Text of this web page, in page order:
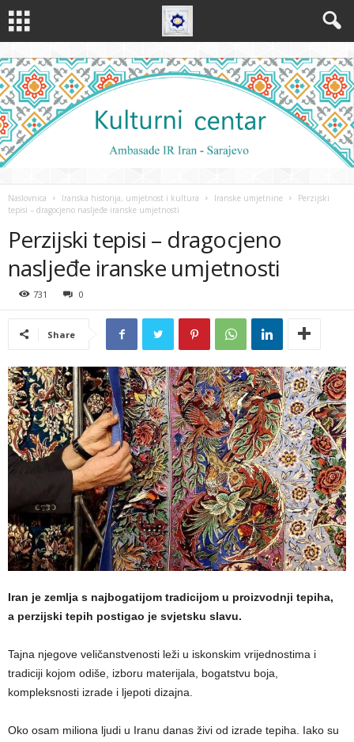
Naslovnica Iranska historija, umjetnost i kultura Iranske umjetnine
Perzijski
tepisi – dragocjeno nasljeđe iranske umjetnosti
Perzijski tepisi – dragocjeno
nasljeđe iranske umjetnosti
731 0
Share
Iran je zemlja s najbogatijom tradicijom u proizvodnji tepiha,
a perzijski tepih postigao je svjetsku slavu.
Tajna njegove veličanstvenosti leži u iskonskim vrijednostima i
tradiciji kojom odiše, izboru materijala, bogatstvu boja,
kompleksnosti izrade i ljepoti dizajna.
Oko osam miliona ljudi u Iranu danas živi od izrade tepiha. Iako su